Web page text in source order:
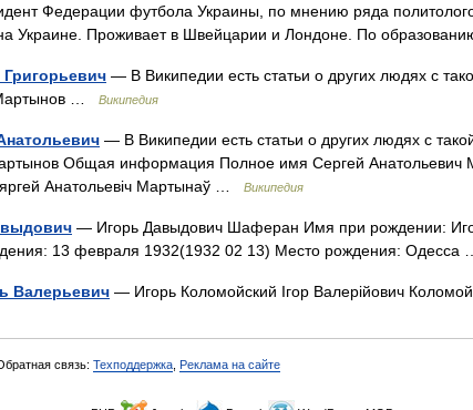
Федерации футбола Украины, по мнению ряда
Украине. Проживает в Швейцарии и Лондоне. По
— В Википедии есть статьи о других людях с
…
Википедия
— В Википедии есть статьи о других людях с
Общая информация Полное имя Сергей Анатольевич
Анатольевіч Мартынаў …
Википедия
— Игорь Давыдович Шаферан Имя при рождении:
13 февраля 1932(1932 02 13) Место рождения: Одесса
Валерьевич — Игорь Коломойский Ігор Валерійович
связь: Техподдержка Реклама на сайте